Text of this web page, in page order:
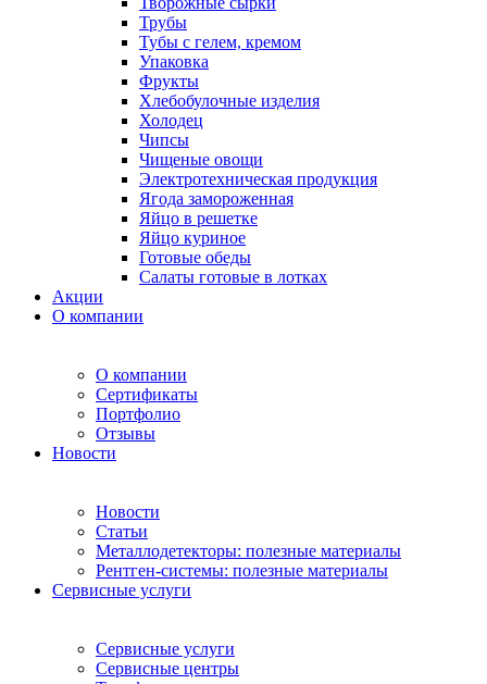
Трубы
Тубы с гелем, кремом
Упаковка
Фрукты
Хлебобулочные изделия
Холодец
Чипсы
Чищеные овощи
Электротехническая продукция
Ягода замороженная
Яйцо в решетке
Яйцо куриное
Готовые обеды
Салаты готовые в лотках
Акции
О компании
О компании
Сертификаты
Портфолио
Отзывы
Новости
Новости
Статьи
Металлодетекторы: полезные материалы
Рентген-системы: полезные материалы
Сервисные услуги
Сервисные услуги
Сервисные центры